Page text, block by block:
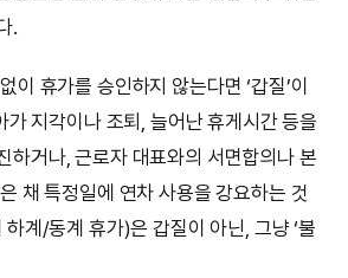
.
이 휴가를 승인하지 않는다면 ‘갑질’이
가 지각이나 조퇴, 늘어난 휴게시간 등을
하거나, 근로자 대표와의 서면합의나 본
채 특정일에 연차 사용을 강요하는 것
계/동계 휴가)은 갑질이 아닌, 그냥 ‘불